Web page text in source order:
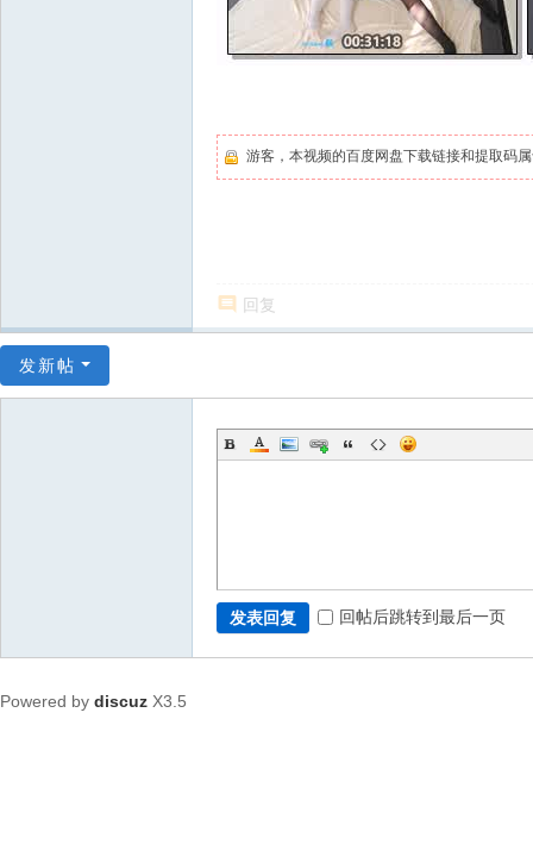
游客，本视频的百度网盘下载链接和提取码
回复
发新帖
发表回复 回帖后跳转到最后一页
Powered by discuz X3.5